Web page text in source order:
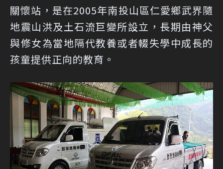
關懷站，是在2005年南投山區仁愛鄉武界隨
地震山洪及土石流巨變所設立，長期由神父
與修女為當地隔代教養或者輟失學中成長的
孩童提供正向的教育。